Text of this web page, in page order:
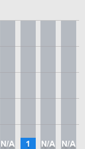
N/A 1 N/A N/A